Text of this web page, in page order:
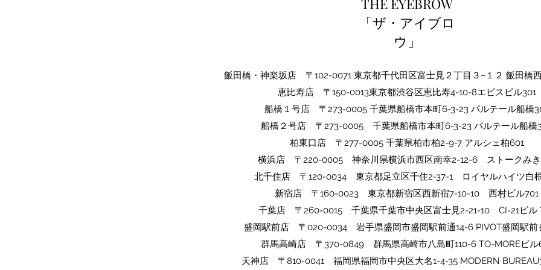
「ザ・アイブロ
ウ」
飯田橋・神楽坂店 〒102-0071 東京都千代田区富士見２丁目３−１２ 飯田橋
​恵比寿店 〒150-0013東京都渋谷区恵比寿4-10-8エビスビル301
船橋１号店 〒273-0005 千葉県船橋市本町6-3-23 パルテール船橋
船橋２号店 〒273-0005​ 千葉県船橋市本町6-3-23 パルテール船橋
​柏東口店 〒277-0005 千葉県柏市柏2-9-7 アルシェ柏601
横浜店 〒220-0005 神奈川県横浜市西区南幸2-12-6 ストークみ
北千住店 〒120-0034 東京都足立区千住2-37-1 ロイヤルハイツ白
​​新宿店 〒160-0023 東京都新宿区西新宿7-10-10 西村ビル701
千葉店 〒260-0015 千葉県千葉市中央区富士見2-21-10 CI-21ビル
盛岡駅前店 〒020-0034 岩手県盛岡市盛岡駅前通14-6 PIVOT盛岡駅前
群馬高崎店 〒370-0849 群馬県高崎市八島町110-6 TO-MOREビル
天神店 〒810-0041 福岡県福岡市中央区大名1-4-35 MODERN BUREAU